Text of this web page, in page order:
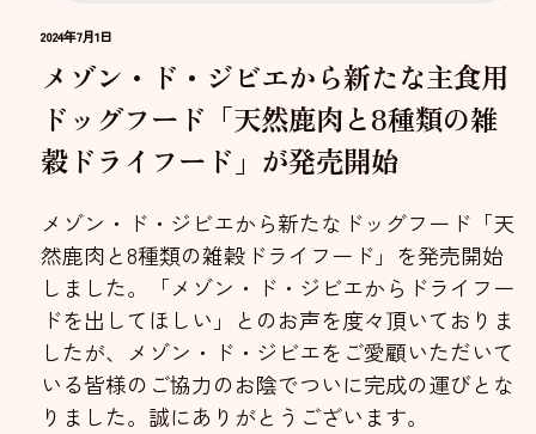
2024年7月1日
メゾン・ド・ジビエから新たな主食用
ドッグフード「天然鹿肉と8種類の雑
穀ドライフード」が発売開始
メゾン・ド・ジビエから新たなドッグフード「天
然鹿肉と8種類の雑穀ドライフード」を発売開始
しました。「メゾン・ド・ジビエからドライフー
ドを出してほしい」とのお声を度々頂いておりま
したが、メゾン・ド・ジビエをご愛顧いただいて
いる皆様のご協力のお陰でついに完成の運びとな
りました。誠にありがとうございます。